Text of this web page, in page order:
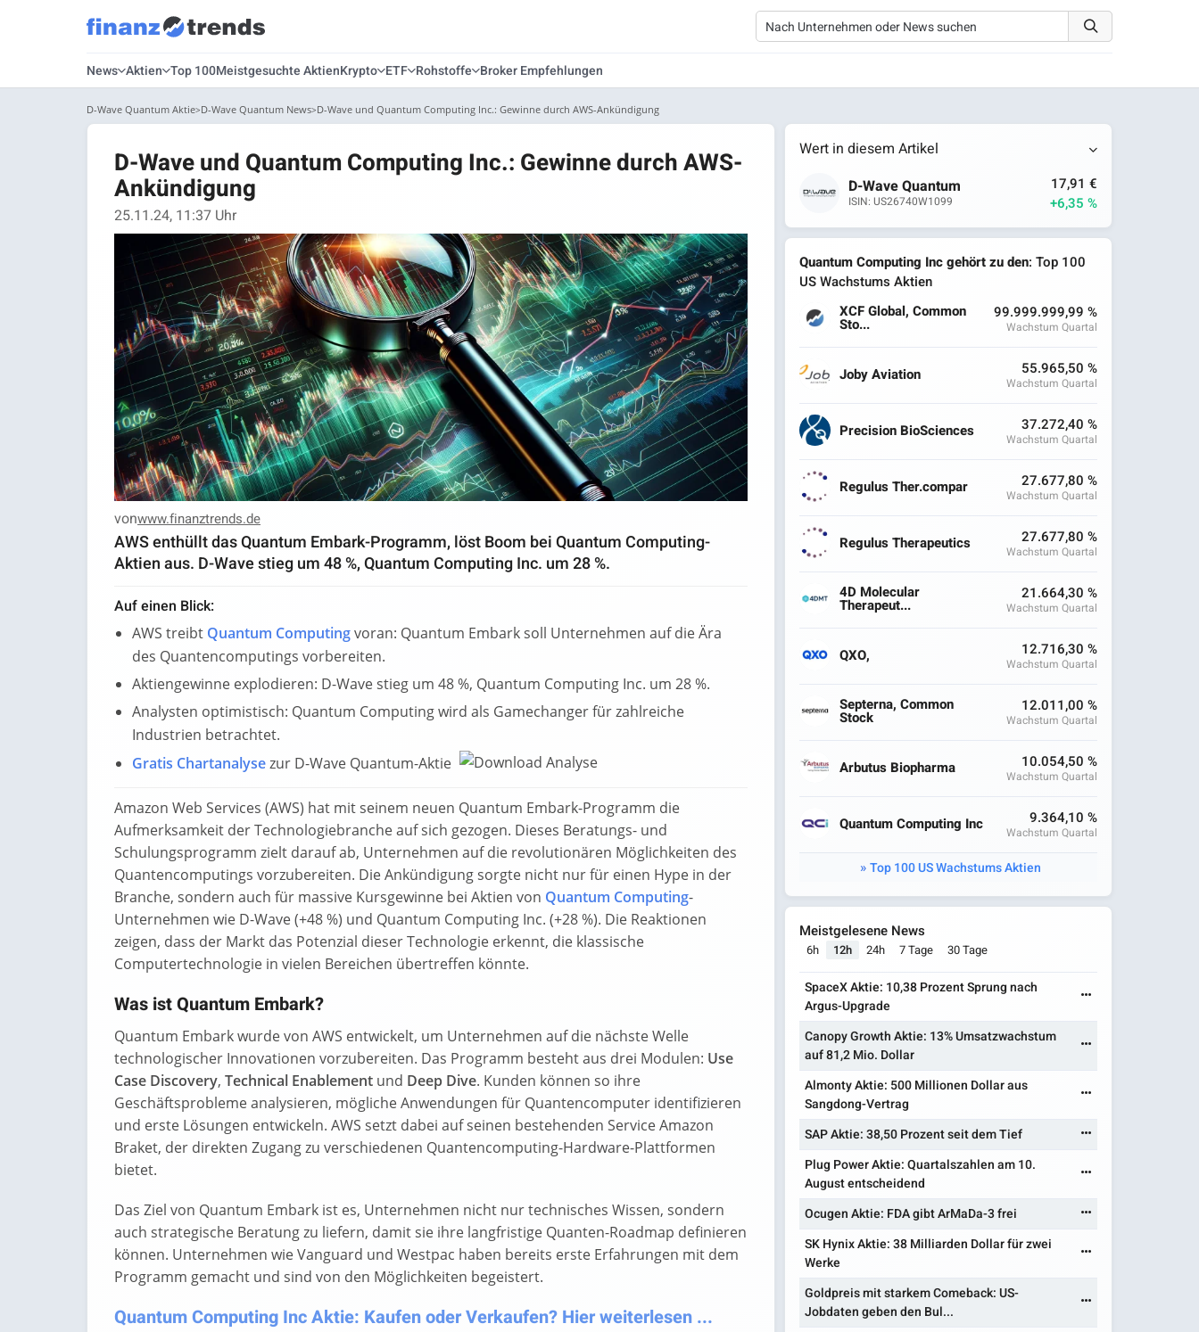
News Aktien Top 100Meistgesuchte AktienKrypto ETF Rohstoffe Broker Empfehlungen
D-Wave Quantum Aktie D-Wave Quantum News D-Wave und Quantum Computing Inc.: Gewinne durch AWS-Ankündigung
D-Wave und Quantum Computing Inc.: Gewinne durch AWS-
Ankündigung
25.11.24, 11:37 Uhr
vonwww.finanztrends.de
AWS enthüllt das Quantum Embark-Programm, löst Boom bei Quantum Computing-
Aktien aus. D-Wave stieg um 48 %, Quantum Computing Inc. um 28 %.
Auf einen Blick:
AWS treibt Quantum Computingvoran: Quantum Embark soll Unternehmen auf die Ära
des Quantencomputings vorbereiten.
Aktiengewinne explodieren: D-Wave stieg um 48 %, Quantum Computing Inc. um 28 %.
Analysten optimistisch: Quantum Computing wird als Gamechanger für zahlreiche
Industrien betrachtet.
Gratis Chartanalysezur D-Wave Quantum-Aktie
Amazon Web Services (AWS) hat mit seinem neuen Quantum Embark-Programm die
Aufmerksamkeit der Technologiebranche auf sich gezogen. Dieses Beratungs- und
Schulungsprogramm zielt darauf ab, Unternehmen auf die revolutionären Möglichkeiten des
Quantencomputings vorzubereiten. Die Ankündigung sorgte nicht nur für einen Hype in der
Branche, sondern auch für massive Kursgewinne bei Aktien von Quantum Computing-
Unternehmen wie D-Wave (+48 %) und Quantum Computing Inc. (+28 %). Die Reaktionen
zeigen, dass der Markt das Potenzial dieser Technologie erkennt, die klassische
Computertechnologie in vielen Bereichen übertreffen könnte.
Was ist Quantum Embark?
Quantum Embark wurde von AWS entwickelt, um Unternehmen auf die nächste Welle
technologischer Innovationen vorzubereiten. Das Programm besteht aus drei Modulen: Use
Case Discovery, Technical Enablement und Deep Dive. Kunden können so ihre
Geschäftsprobleme analysieren, mögliche Anwendungen für Quantencomputer identifizieren
und erste Lösungen entwickeln. AWS setzt dabei auf seinen bestehenden Service Amazon
Braket, der direkten Zugang zu verschiedenen Quantencomputing-Hardware-Plattformen
bietet.
Das Ziel von Quantum Embark ist es, Unternehmen nicht nur technisches Wissen, sondern
auch strategische Beratung zu liefern, damit sie ihre langfristige Quanten-Roadmap definieren
können. Unternehmen wie Vanguard und Westpac haben bereits erste Erfahrungen mit dem
Programm gemacht und sind von den Möglichkeiten begeistert.
Quantum Computing Inc Aktie: Kaufen oder Verkaufen? Hier weiterlesen ...
Wert in diesem Artikel
D-Wave Quantum
ISIN: US26740W1099
17,91 €
+6,35 %
Quantum Computing Inc gehört zu den: Top 100
US Wachstums Aktien
XCF Global, Common
Sto...
99.999.999,99 %
Wachstum Quartal
Joby Aviation 55.965,50 %
Wachstum Quartal
Precision BioSciences 37.272,40 %
Wachstum Quartal
Regulus Ther.compar 27.677,80 %
Wachstum Quartal
Regulus Therapeutics 27.677,80 %
Wachstum Quartal
4D Molecular
Therapeut...
21.664,30 %
Wachstum Quartal
QXO, 12.716,30 %
Wachstum Quartal
Septerna, Common
Stock
12.011,00 %
Wachstum Quartal
Arbutus Biopharma 10.054,50 %
Wachstum Quartal
Quantum Computing Inc 9.364,10 %
Wachstum Quartal
Top 100 US Wachstums Aktien
Meistgelesene News
6h 12h 24h 7 Tage 30 Tage
SpaceX Aktie: 10,38 Prozent Sprung nach
Argus-Upgrade
Canopy Growth Aktie: 13% Umsatzwachstum
auf 81,2 Mio. Dollar
Almonty Aktie: 500 Millionen Dollar aus
Sangdong-Vertrag
SAP Aktie: 38,50 Prozent seit dem Tief
Plug Power Aktie: Quartalszahlen am 10.
August entscheidend
Ocugen Aktie: FDA gibt ArMaDa-3 frei
SK Hynix Aktie: 38 Milliarden Dollar für zwei
Werke
Goldpreis mit starkem Comeback: US-
Jobdaten geben den Bul...